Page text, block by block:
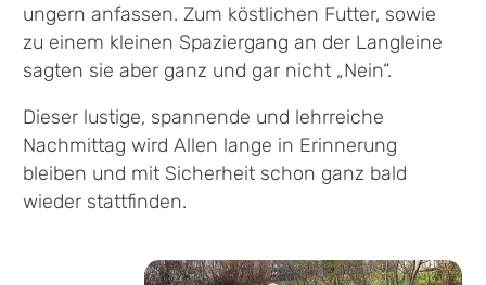
ungern anfassen. Zum köstlichen Futter, sowie
zu einem kleinen Spaziergang an der Langleine
sagten sie aber ganz und gar nicht „Nein“.
Dieser lustige, spannende und lehrreiche
Nachmittag wird Allen lange in Erinnerung
bleiben und mit Sicherheit schon ganz bald
wieder stattfinden.